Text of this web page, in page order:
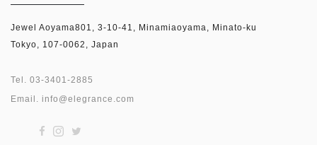
Jewel Aoyama801, 3-10-41, Minamiaoyama, Minato-ku
Tokyo, 107-0062, Japan
Tel. 03-3401-2885
Email. info@elegrance.com